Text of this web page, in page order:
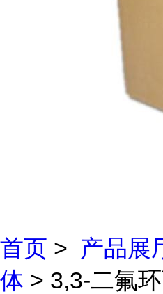
首页 > 产品展
体 > 3,3-二氟